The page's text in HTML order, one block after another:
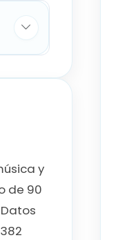
y
de 90